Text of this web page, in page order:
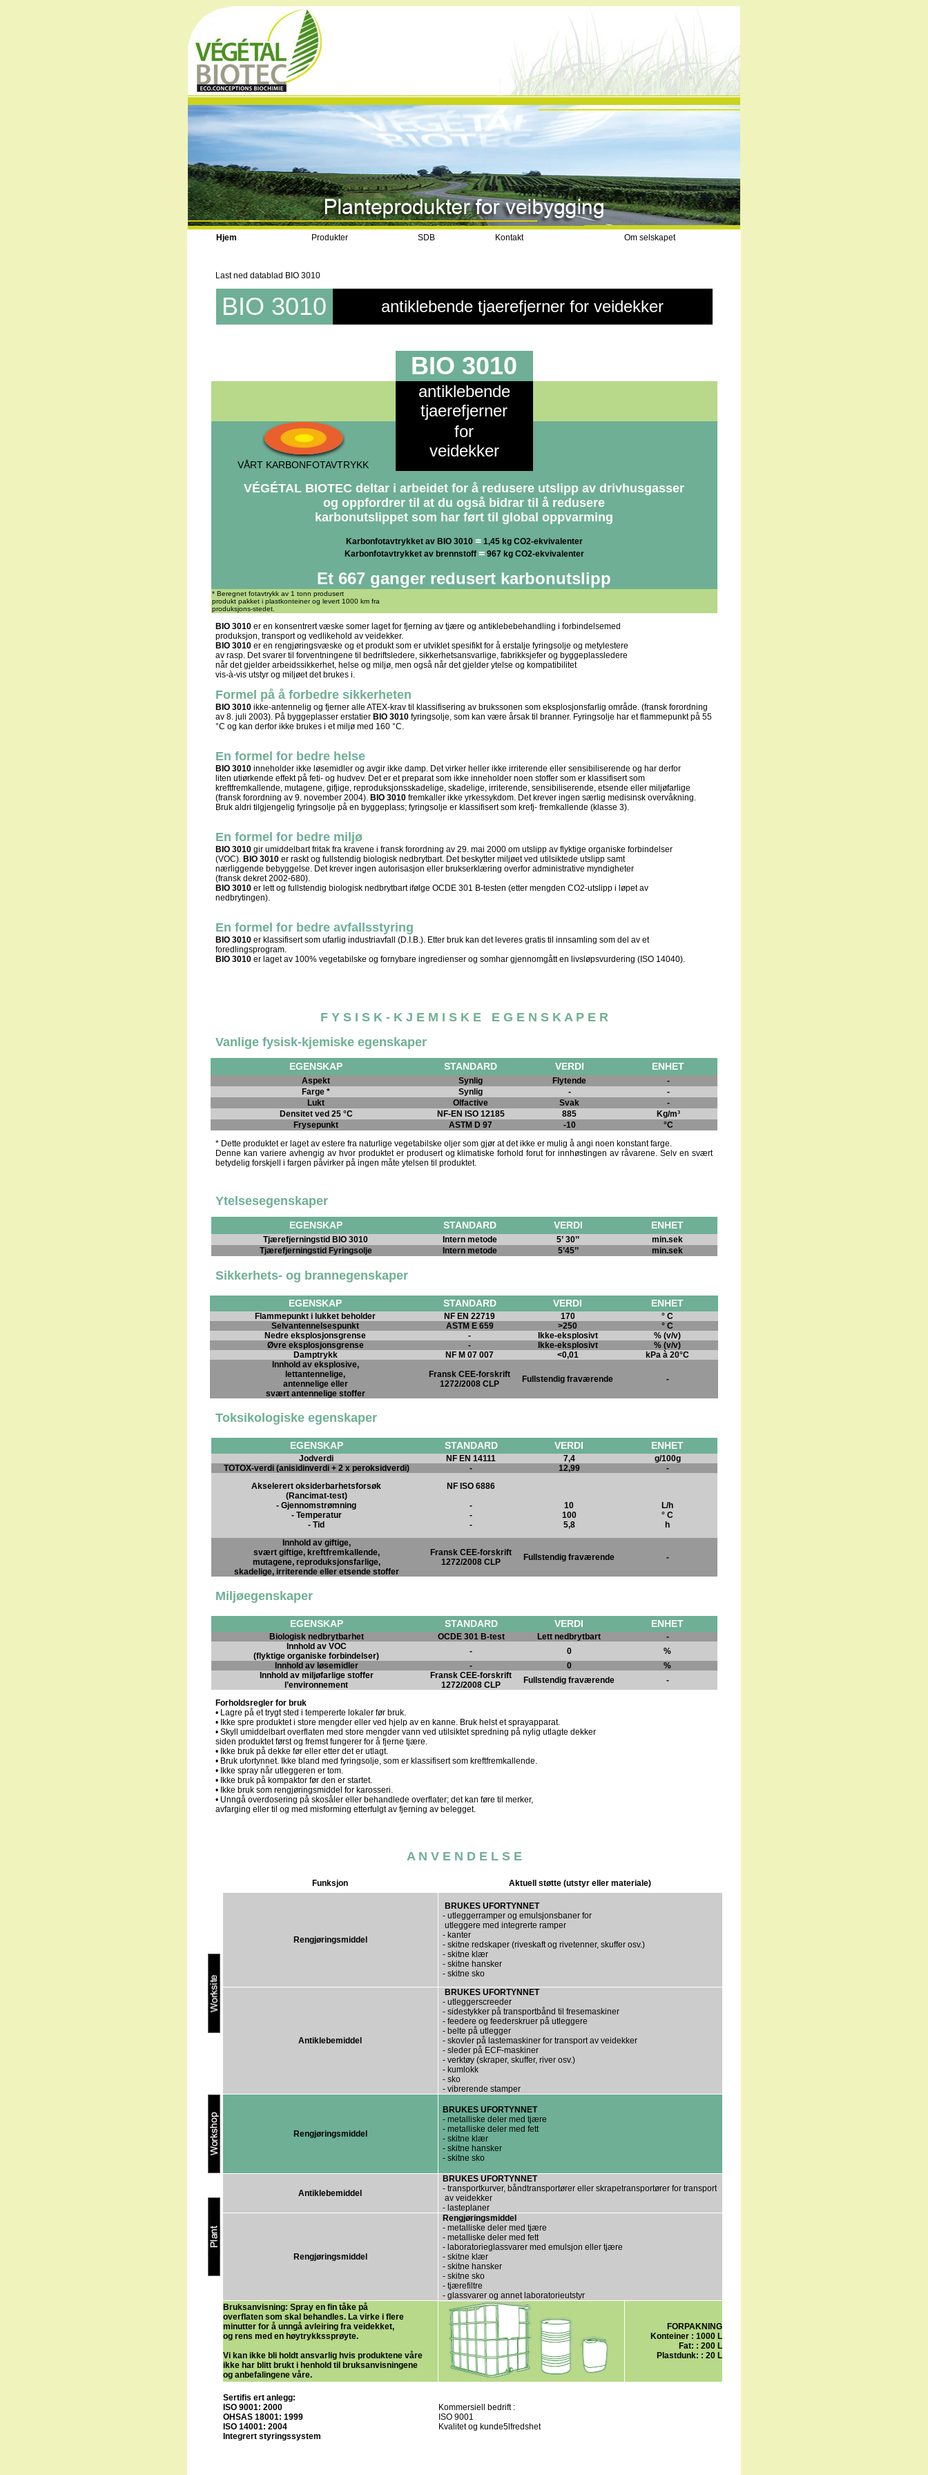
Hjem Produkter SDB Kontakt Om selskapet
Last ned datablad BIO 3010
BIO 3010 antiklebende tjaerefjerner for veidekker
BIO 3010
antiklebende
tjaerefjerner
VÅRT KARBONFOTAVTRYKK
for
veidekker
VÉGÉTAL BIOTEC deltar i arbeidet for å redusere utslipp av drivhusgasser
og oppfordrer til at du også bidrar til å redusere
karbonutslippet som har ført til global oppvarming
Karbonfotavtrykket av BIO 3010 =1,45 kg CO2-ekvivalenter
Karbonfotavtrykket av brennstoff =967 kg CO2-ekvivalenter
Et 667 ganger redusert karbonutslipp
* Beregnet fotavtrykk av 1 tonn produsert
produkt pakket i plastkonteiner og levert 1000 km fra
produksjons-stedet.
BIO 3010 er en konsentrert væske somer laget for fjerning av tjære og antiklebebehandling i forbindelsemed
produksjon, transport og vedlikehold av veidekker.
BIO 3010 er en rengjøringsvæske og et produkt som er utviklet spesifikt for å erstalje fyringsolje og metylestere
av rasp. Det svarer til forventningene til bedriftsledere, sikkerhetsansvarlige, fabrikksjefer og byggeplassledere
når det gjelder arbeidssikkerhet, helse og miljø, men også når det gjelder ytelse og kompatibilitet
vis-à-vis utstyr og miljøet det brukes i.
Formel på å forbedre sikkerheten
BIO 3010 ikke-antennelig og fjerner alle ATEX-krav til klassifisering av brukssonen som eksplosjonsfarlig område. (fransk forordning
av 8. juli 2003). På byggeplasser erstatier BIO 3010 fyringsolje, som kan være årsak til branner. Fyringsolje har et flammepunkt på 55
°C og kan derfor ikke brukes i et miljø med 160 °C.
En formel for bedre helse
BIO 3010 inneholder ikke løsemidler og avgir ikke damp. Det virker heller ikke irriterende eller sensibiliserende og har derfor
liten utiørkende effekt på feti- og hudvev. Det er et preparat som ikke inneholder noen stoffer som er klassifisert som
kreftfremkallende, mutagene, gifjige, reproduksjonsskadelige, skadelige, irriterende, sensibiliserende, etsende eller miljøfarlige
(fransk forordning av 9. november 2004). BIO 3010 fremkaller ikke yrkessykdom. Det krever ingen særlig medisinsk overvåkning.
Bruk aldri tilgjengelig fyringsolje på en byggeplass; fyringsolje er klassifisert som krefj- fremkallende (klasse 3).
En formel for bedre miljø
BIO 3010 gir umiddelbart fritak fra kravene i fransk forordning av 29. mai 2000 om utslipp av flyktige organiske forbindelser
(VOC). BIO 3010 er raskt og fullstendig biologisk nedbrytbart. Det beskytter miljøet ved utilsiktede utslipp samt
nærliggende bebyggelse. Det krever ingen autorisasjon eller brukserklæring overfor administrative myndigheter
(fransk dekret 2002-680).
BIO 3010 er lett og fullstendig biologisk nedbrytbart ifølge OCDE 301 B-testen (etter mengden CO2-utslipp i løpet av
nedbrytingen).
En formel for bedre avfallsstyring
BIO 3010 er klassifisert som ufarlig industriavfall (D.I.B.). Etter bruk kan det leveres gratis til innsamling som del av et
foredlingsprogram.
BIO 3010 er laget av 100% vegetabilske og fornybare ingredienser og somhar gjennomgått en livsløpsvurdering (ISO 14040).
F Y S I S K - K J E M I S K E E G E N S K A P E R
Vanlige fysisk-kjemiske egenskaper
EGENSKAP STANDARD VERDI ENHET
Aspekt Synlig Flytende
-
Farge *
Synlig -
-
Lukt
Olfactive Svak
-
Densitet ved 25 °C
NF-EN ISO 12185 885
Kg/m³
Frysepunkt
ASTM D 97 -10
°C
* Dette produktet er laget av estere fra naturlige vegetabilske oljer som gjør at det ikke er mulig å angi noen konstant farge.
Denne kan variere avhengig av hvor produktet er produsert og klimatiske forhold forut for innhøstingen av råvarene. Selv en svært
betydelig forskjell i fargen påvirker på ingen måte ytelsen til produktet.
Ytelsesegenskaper
EGENSKAP STANDARD VERDI ENHET
Tjærefjerningstid BIO 3010 Intern metode 5’ 30’’
min.sek
Tjærefjerningstid Fyringsolje
Intern metode 5’45’’ min.sek
Sikkerhets- og brannegenskaper
EGENSKAP STANDARD VERDI ENHET
Flammepunkt i lukket beholder NF EN 22719 170
° C
Selvantennelsespunkt
ASTM E 659 >250
° C
Nedre eksplosjonsgrense
- Ikke-eksplosivt
% (v/v)
Øvre eksplosjonsgrense
- Ikke-eksplosivt
% (v/v)
Damptrykk
NF M 07 007 <0,01
kPa à 20°C
Innhold av eksplosive,
lettantennelige,
antennelige eller
svært antennelige stoffer
Fransk CEE-forskrift
1272/2008 CLP
Fullstendig fraværende -
Toksikologiske egenskaper
EGENSKAP STANDARD VERDI ENHET
Jodverdi NF EN 14111 7,4
g/100g
TOTOX-verdi (anisidinverdi + 2 x peroksidverdi)
- 12,99
-
Akselerert oksiderbarhetsforsøk
(Rancimat-test)
- Gjennomstrømning
- Temperatur
- Tid
NF ISO 6886
-
-
-
10
100
5,8
L/h
° C
h
Innhold av giftige,
svært giftige, kreftfremkallende,
mutagene, reproduksjonsfarlige,
skadelige, irriterende eller etsende stoffer
Fransk CEE-forskrift
1272/2008 CLP
Fullstendig fraværende -
Miljøegenskaper
EGENSKAP STANDARD VERDI ENHET
Biologisk nedbrytbarhet OCDE 301 B-test Lett nedbrytbart
-
Innhold av VOC
(flyktige organiske forbindelser)
- 0
%
Innhold av løsemidler
- 0
%
Innhold av miljøfarlige stoffer
l’environnement
Fransk CEE-forskrift
1272/2008 CLP
Fullstendig fraværende -
Forholdsregler for bruk
• Lagre på et trygt sted i tempererte lokaler før bruk.
• Ikke spre produktet i store mengder eller ved hjelp av en kanne. Bruk helst et sprayapparat.
• Skyll umiddelbart overflaten med store mengder vann ved utilsiktet spredning på nylig utlagte dekker
siden produktet først og fremst fungerer for å fjerne tjære.
• Ikke bruk på dekke før eller etter det er utlagt.
• Bruk ufortynnet. Ikke bland med fyringsolje, som er klassifisert som kreftfremkallende.
• Ikke spray når utleggeren er tom.
• Ikke bruk på kompaktor før den er startet.
• Ikke bruk som rengjøringsmiddel for karosseri.
• Unngå overdosering på skosåler eller behandlede overflater; det kan føre til merker,
avfarging eller til og med misforming etterfulgt av fjerning av belegget.
A N V E N D E L S E
Funksjon Aktuell støtte (utstyr eller materiale)
Rengjøringsmiddel
BRUKES UFORTYNNET
- utleggerramper og emulsjonsbaner for
utleggere med integrerte ramper
- kanter
- skitne redskaper (riveskaft og rivetenner, skuffer osv.)
- skitne klær
- skitne hansker
- skitne sko
Antiklebemiddel
BRUKES UFORTYNNET
- utleggerscreeder
- sidestykker på transportbånd til fresemaskiner
- feedere og feederskruer på utleggere
- belte på utlegger
- skovler på lastemaskiner for transport av veidekker
- sleder på ECF-maskiner
- verktøy (skraper, skuffer, river osv.)
- kumlokk
- sko
- vibrerende stamper
Rengjøringsmiddel
BRUKES UFORTYNNET
- metalliske deler med tjære
- metalliske deler med fett
- skitne klær
- skitne hansker
- skitne sko
Antiklebemiddel
BRUKES UFORTYNNET
- transportkurver, båndtransportører eller skrapetransportører for transport
av veidekker
- lasteplaner
Rengjøringsmiddel
Rengjøringsmiddel
- metalliske deler med tjære
- metalliske deler med fett
- laboratorieglassvarer med emulsjon eller tjære
- skitne klær
- skitne hansker
- skitne sko
- tjærefiltre
- glassvarer og annet laboratorieutstyr
Bruksanvisning: Spray en fin tåke på
overflaten som skal behandles. La virke i flere
minutter for å unngå avleiring fra veidekket,
og rens med en høytrykkssprøyte.
Vi kan ikke bli holdt ansvarlig hvis produktene våre
ikke har blitt brukt i henhold til bruksanvisningene
og anbefalingene våre.
FORPAKNING
Konteiner : 1000 L
Fat: : 200 L
Plastdunk: : 20 L
Sertifis ert anlegg:
ISO 9001: 2000
OHSAS 18001: 1999
ISO 14001: 2004
Integrert styringssystem
Kommersiell bedrift :
ISO 9001
Kvalitet og kunde5lfredshet